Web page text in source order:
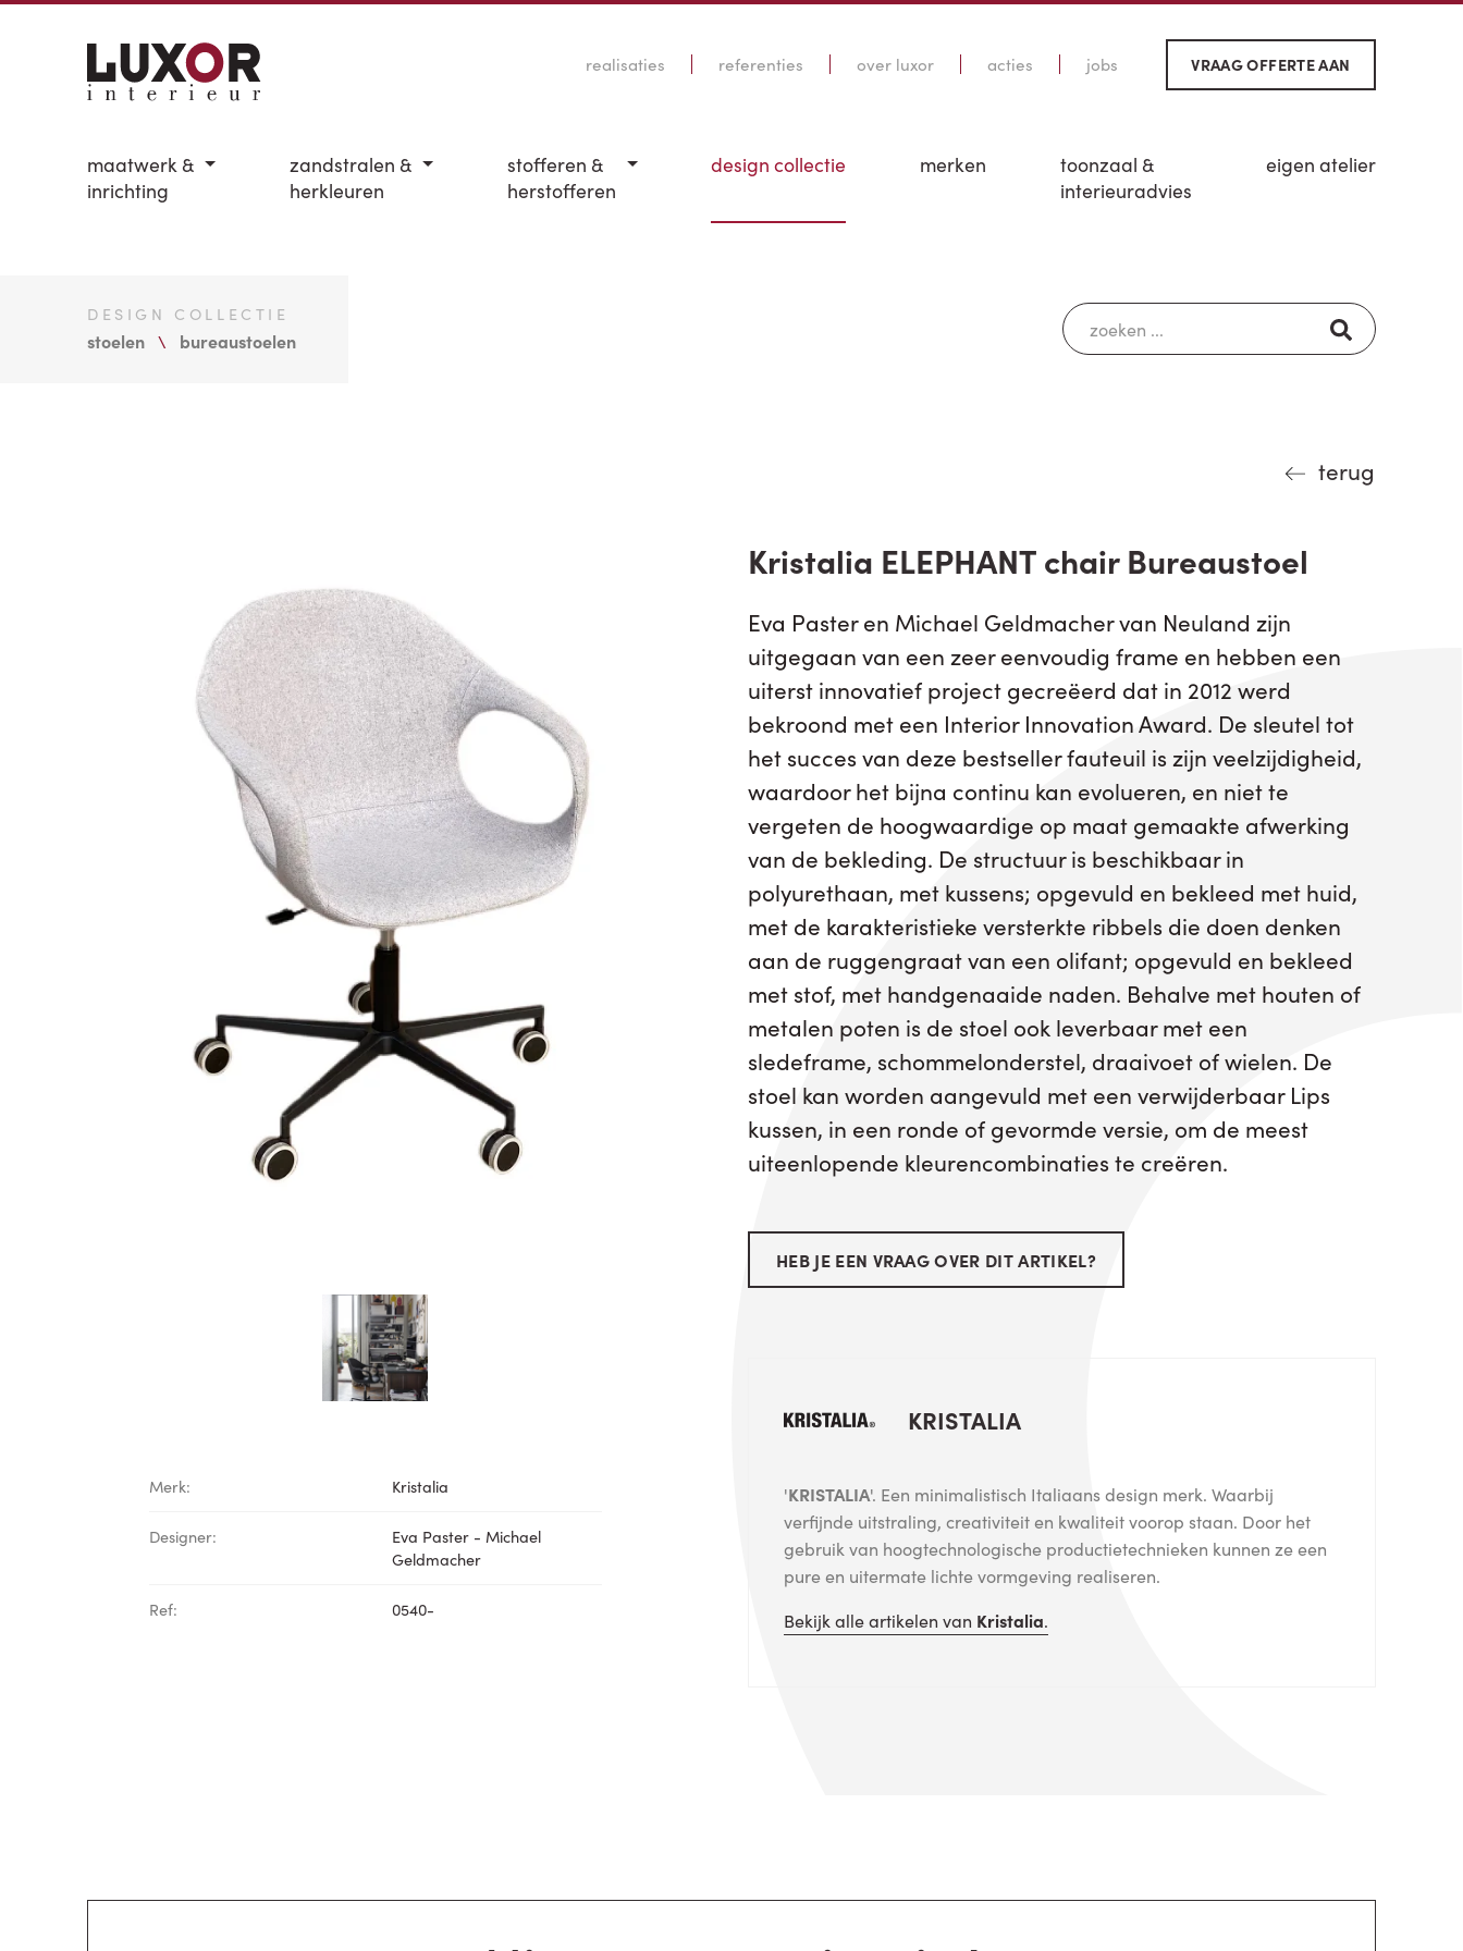
realisaties referenties over luxor acties jobs VRAAG OFFERTE AAN
maatwerk &
inrichting
zandstralen &
herkleuren
stofferen &
herstofferen
design collectie merken
toonzaal &
interieuradvies
eigen atelier
DESIGN COLLECTIE
stoelen bureaustoelen
terug
Merk: Kristalia
Designer:
Eva Paster - Michael
Geldmacher
Ref: 0540-
Kristalia ELEPHANT chair Bureaustoel
Eva Paster en Michael Geldmacher van Neuland zijn
uitgegaan van een zeer eenvoudig frame en hebben een
uiterst innovatief project gecreëerd dat in 2012 werd
bekroond met een Interior Innovation Award. De sleutel tot
het succes van deze bestseller fauteuil is zijn veelzijdigheid,
waardoor het bijna continu kan evolueren, en niet te
vergeten de hoogwaardige op maat gemaakte afwerking
van de bekleding. De structuur is beschikbaar in
polyurethaan, met kussens; opgevuld en bekleed met huid,
met de karakteristieke versterkte ribbels die doen denken
aan de ruggengraat van een olifant; opgevuld en bekleed
met stof, met handgenaaide naden. Behalve met houten of
metalen poten is de stoel ook leverbaar met een
sledeframe, schommelonderstel, draaivoet of wielen. De
stoel kan worden aangevuld met een verwijderbaar Lips
kussen, in een ronde of gevormde versie, om de meest
uiteenlopende kleurencombinaties te creëren.
HEB JE EEN VRAAG OVER DIT ARTIKEL?
KRISTALIA
'KRISTALIA'. Een minimalistisch Italiaans design merk. Waarbij
verfijnde uitstraling, creativiteit en kwaliteit voorop staan. Door het
gebruik van hoogtechnologische productietechnieken kunnen ze een
pure en uitermate lichte vormgeving realiseren.
Bekijk alle artikelen van Kristalia.